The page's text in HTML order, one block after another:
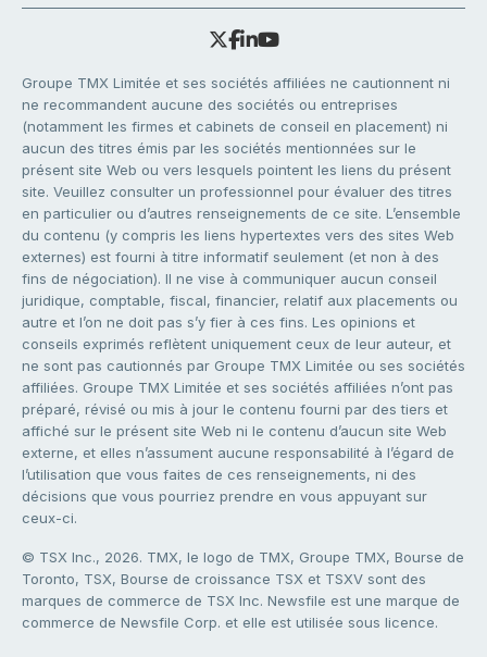
Groupe TMX Limitée et ses sociétés affiliées ne cautionnent ni
ne recommandent aucune des sociétés ou entreprises
(notamment les firmes et cabinets de conseil en placement) ni
aucun des titres émis par les sociétés mentionnées sur le
présent site Web ou vers lesquels pointent les liens du présent
site. Veuillez consulter un professionnel pour évaluer des titres
en particulier ou d’autres renseignements de ce site. L’ensemble
du contenu (y compris les liens hypertextes vers des sites Web
externes) est fourni à titre informatif seulement (et non à des
fins de négociation). Il ne vise à communiquer aucun conseil
juridique, comptable, fiscal, financier, relatif aux placements ou
autre et l’on ne doit pas s’y fier à ces fins. Les opinions et
conseils exprimés reflètent uniquement ceux de leur auteur, et
ne sont pas cautionnés par Groupe TMX Limitée ou ses sociétés
affiliées. Groupe TMX Limitée et ses sociétés affiliées n’ont pas
préparé, révisé ou mis à jour le contenu fourni par des tiers et
affiché sur le présent site Web ni le contenu d’aucun site Web
externe, et elles n’assument aucune responsabilité à l’égard de
l’utilisation que vous faites de ces renseignements, ni des
décisions que vous pourriez prendre en vous appuyant sur
ceux-ci.
© TSX Inc., 2026. TMX, le logo de TMX, Groupe TMX, Bourse de
Toronto, TSX, Bourse de croissance TSX et TSXV sont des
marques de commerce de TSX Inc. Newsfile est une marque de
commerce de Newsfile Corp. et elle est utilisée sous licence.